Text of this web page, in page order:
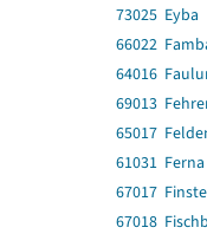
73025 Eyba
66022
64016
69013
65017
61031 Ferna
67017
67018